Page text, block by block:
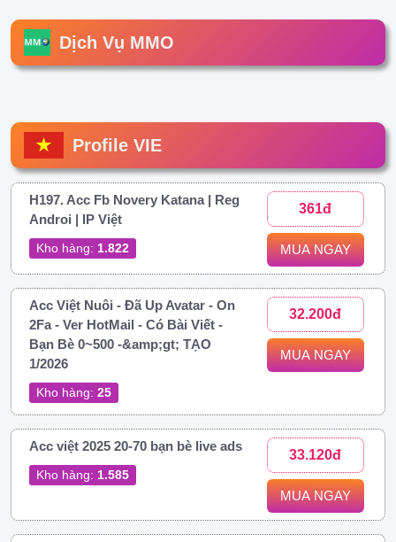
Dịch Vụ MMO
Profile VIE
H197. Acc Fb Novery Katana | Reg
Androi | IP Việt
Kho hàng: 1.822
361đ
MUA NGAY
Acc Việt Nuôi - Đã Up Avatar - On
2Fa - Ver HotMail - Có Bài Viết -
Bạn Bè 0~500 -&amp;gt; TẠO
1/2026
Kho hàng: 25
32.200đ
MUA NGAY
Acc việt 2025 20-70 bạn bè live ads
Kho hàng: 1.585
33.120đ
MUA NGAY